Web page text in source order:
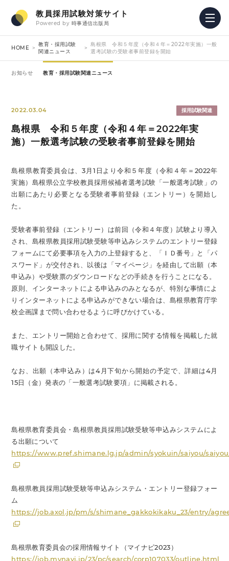
教員採用試験対策サイト
Powered by 時事通信出版局
HOME
教育・採用試験
関連ニュース
島根県 令和５年度（令和４年＝2022年実施）一般
選考試験の受験者事前登録を開始
お知らせ 教育・採用試験関連ニュース
2022.03.04 採用試験関連
島根県 令和５年度（令和４年＝2022年実
施）一般選考試験の受験者事前登録を開始
島根県教育委員会は、3月1日より令和５年度（令和４年＝2022年
実施）島根県公立学校教員採用候補者選考試験「一般選考試験」の
出願にあたり必要となる受験者事前登録（エントリー）を開始し
た。
受験者事前登録（エントリー）は前回（令和４年度）試験より導入
され、島根県教員採用試験受験等申込みシステムのエントリー登録
フォームにて必要事項を入力の上登録すると、「ＩＤ番号」と「パ
スワード」が交付され、以後は「マイページ」を経由して出願（本
申込み）や受験票のダウンロードなどの手続きを行うことになる。
原則、インターネットによる申込みのみとなるが、特別な事情によ
りインターネットによる申込みができない場合は、島根県教育庁学
校企画課まで問い合わせるように呼びかけている。
また、エントリー開始と合わせて、採用に関する情報を掲載した就
職サイトも開設した。
なお、出願（本申込み）は4月下旬から開始の予定で、詳細は4月
15日（金）発表の「一般選考試験要項」に掲載される。
島根県教育委員会・島根県教員採用試験受験等申込みシステムによ
る出願について
https://www.pref.shimane.lg.jp/admin/syokuin/saiyou/
島根県教員採用試験受験等申込みシステム・エントリー登録フォー
ム
https://job.axol.jp/pm/s/shimane_gakkokikaku_23/entry/
島根県教育委員会の採用情報サイト（マイナビ2023）
https://job.mynavi.jp/23/pc/search/corp107033/outline.html